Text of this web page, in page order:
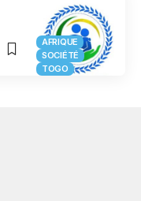
AFRIQUE
SOCIÉTÉ
TOGO